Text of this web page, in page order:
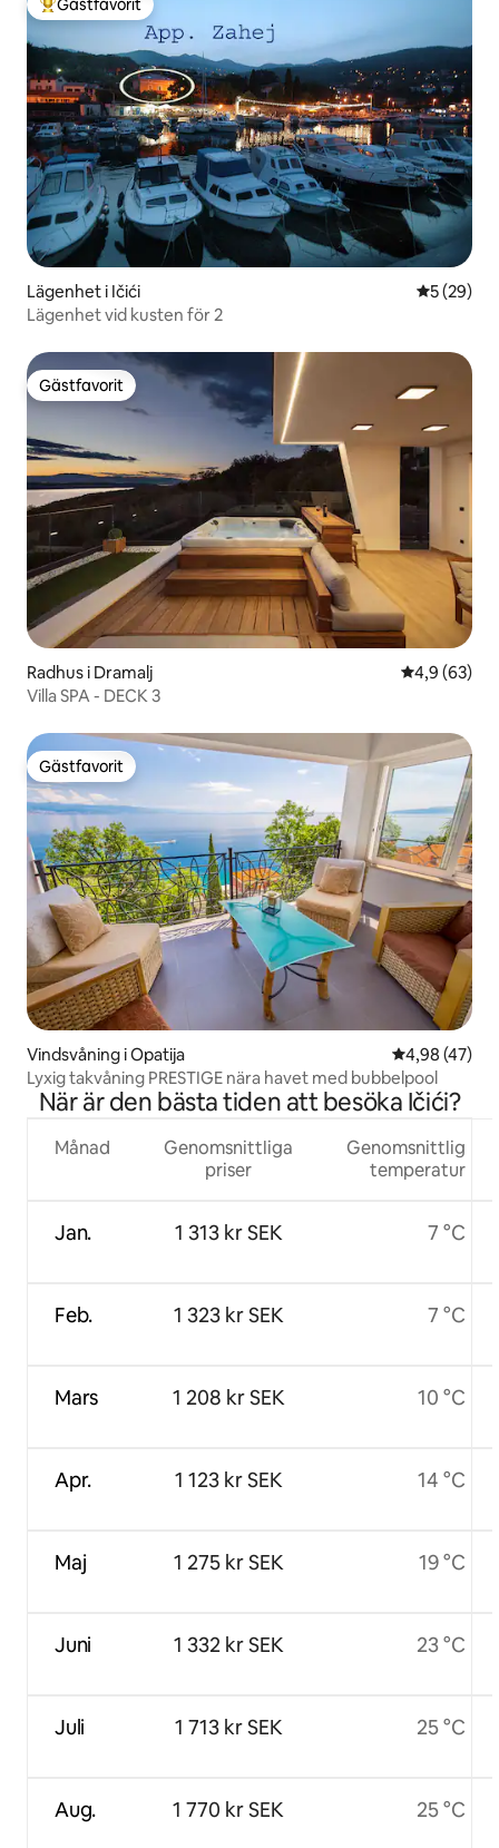
Populär gästfavorit
Gästfavorit
Lägenhet i Ičići 5 av 5 i
5 (29)
Lägenhet vid kusten för 2
Gästfavorit
Gästfavorit
Radhus i Dramalj 4,9 av 5 i
4,9 (63)
Villa SPA - DECK 3
Gästfavorit
Gästfavorit
Vindsvåning i Opatija 4,98 av 5 i
4,98 (47)
Lyxig takvåning PRESTIGE nära havet med bubbelpool
När är den bästa tiden att besöka Ičići?
Månad
Jan.
Feb.
Mars
Apr.
Maj
Juni
Juli
Aug.
Genomsnittliga
priser
1 313 kr SEK
1 323 kr SEK
1 208 kr SEK
1 123 kr SEK
1 275 kr SEK
1 332 kr SEK
1 713 kr SEK
1 770 kr SEK
Genomsnittlig
temperatur
7 °C
7 °C
10 °C
14 °C
19 °C
23 °C
25 °C
25 °C